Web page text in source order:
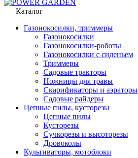
Каталог
Газонокосилки, триммеры
Газонокосилки
Газонокосилки-роботы
Газонокосилки с сиденьем
Триммеры
Садовые тракторы
Ножницы для травы
Скарификаторы и аэраторы
Садовые райдеры
Цепные пилы, кусторезы
Цепные пилы
Кусторезы
Сучкорезы и высоторезы
Дровоколы
Культиваторы, мотоблоки